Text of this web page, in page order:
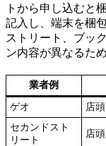
トから申し込むと
記入し、端末を梱
ストリート、ブッ
ン内容が異なるた
業者例
ゲオ 店
セカンドスト
リート
店